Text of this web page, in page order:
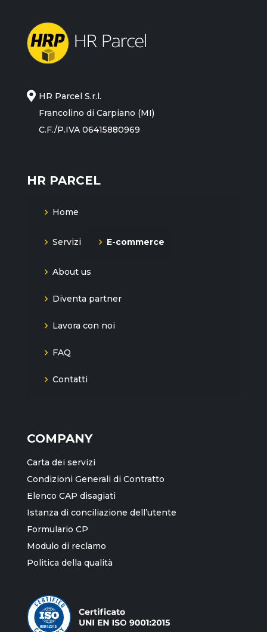
HR Parcel S.r.l.
Francolino di Carpiano (MI)
C.F./P.IVA 06415880969
HR PARCEL
Home
Servizi E-commerce
About us
Diventa partner
Lavora con noi
FAQ
Contatti
COMPANY
Carta dei servizi
Condizioni Generali di Contratto
Elenco CAP disagiati
Istanza di conciliazione dell’utente
Formulario CP
Modulo di reclamo
Politica della qualità